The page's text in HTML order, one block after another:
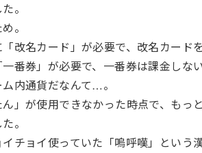
。
。
改名カード」が必要で、改名カード
番券」が必要で、一番券は課金しな
内通貨だなんて…。
」が使用できなかった時点で、もっ
。
チョイ使っていた「嗚呼嘆」という